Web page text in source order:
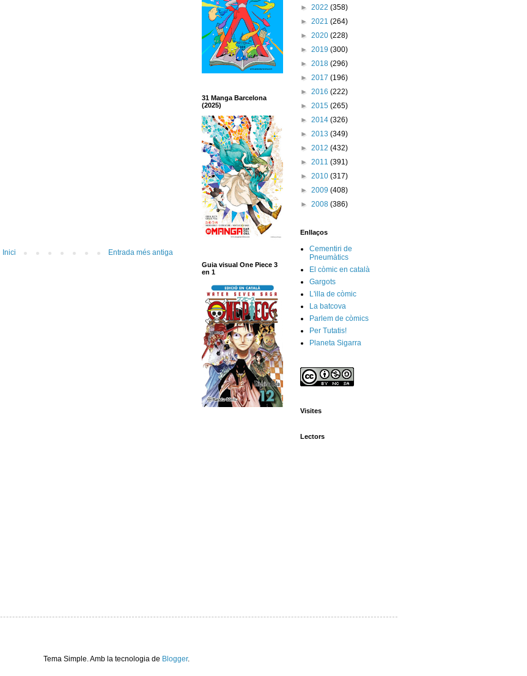
Entrada més antiga
Inici
31 Manga Barcelona
(2025)
Guia visual One Piece 3
en 1
► 2022 (358)
► 2021 (264)
► 2020 (228)
► 2019 (300)
► 2018 (296)
► 2017 (196)
► 2016 (222)
► 2015 (265)
► 2014 (326)
► 2013 (349)
► 2012 (432)
► 2011 (391)
► 2010 (317)
► 2009 (408)
► 2008 (386)
Enllaços
Cementiri de
Pneumàtics
El còmic en català
Gargots
L'illa de còmic
La batcova
Parlem de còmics
Per Tutatis!
Planeta Sigarra
Visites
Lectors
Tema Simple. Amb la tecnologia de Blogger.